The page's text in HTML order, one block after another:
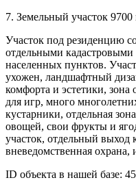
7. Земельный участок 9700
Участок под резиденцию
отдельными кадастровыми
населенных пунктов.
ухожен, ландшафтный
комфорта и эстетики, зона
для игр, много
кустарники, отдельная
овощей, свои фрукты и
участок, отдельный выход
вневедомственная
ID объекта в нашей базе: